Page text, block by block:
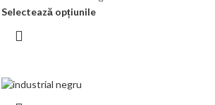
Selectează opțiunile